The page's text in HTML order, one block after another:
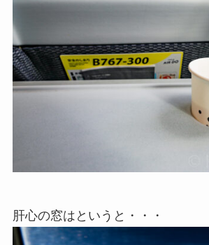
肝心の窓はというと・・・